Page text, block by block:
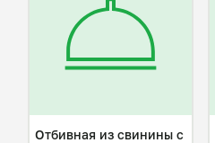
Отбивная из свинины с